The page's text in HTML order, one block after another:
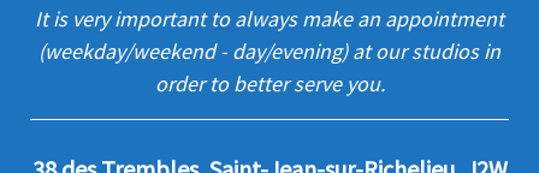
It is very important to always make an appointment
(weekday/weekend - day/evening) at our studios in
order to better serve you.